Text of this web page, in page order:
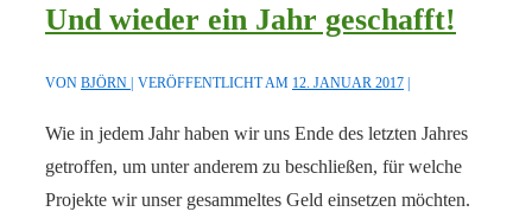
Und wieder ein Jahr geschafft!
VON BJÖRN VERÖFFENTLICHT AM 12. JANUAR 2017
Wie in jedem Jahr haben wir uns Ende des letzten Jahres
getroffen, um unter anderem zu beschließen, für welche
Projekte wir unser gesammeltes Geld einsetzen möchten.